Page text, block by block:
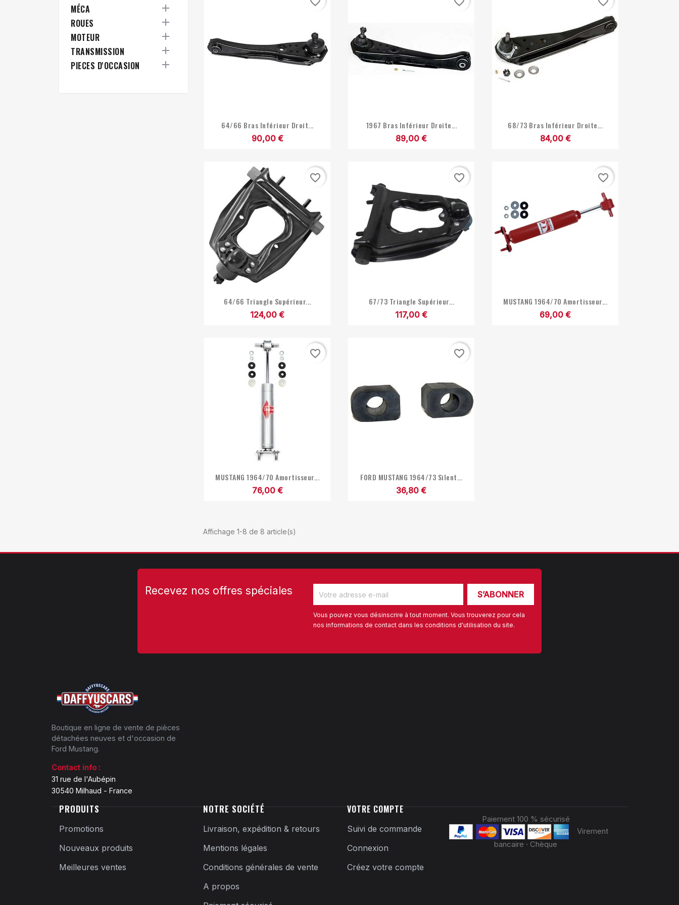
MÉCA

ROUES

MOTEUR

TRANSMISSION

PIECES D'OCCASION

Aperçu rapide
64/66 Bras Inférieur Droit...
90,00 €
Aperçu rapide
1967 Bras Inférieur Droite...
89,00 €
Aperçu rapide
68/73 Bras Inférieur Droite...
84,00 €
 Aperçu rapide
64/66 Triangle Supérieur...
124,00 €
favorite_border
 Aperçu rapide
67/73 Triangle Supérieur...
117,00 €
favorite_border
 Aperçu rapide
MUSTANG 1964/70 Amortisseur...
69,00 €
favorite_border
 Aperçu rapide
MUSTANG 1964/70 Amortisseur...
76,00 €
favorite_border
Aperçu rapide
FORD MUSTANG 1964/73 Silent...
36,80 €
favorite_border
Affichage 1-8 de 8 article(s)
Recevez nos offres spéciales
Vous pouvez vous désinscrire à tout moment. Vous trouverez pour cela
nos informations de contact dans les conditions d'utilisation du site.
Boutique en ligne de vente de pièces
détachées neuves et d'occasion de
Ford Mustang.
Contact info :
31 rue de l'Aubépin
30540 Milhaud - France
PRODUITS
Promotions
Nouveaux produits
Meilleures ventes
NOTRE SOCIÉTÉ
Livraison, expédition & retours
Mentions légales
Conditions générales de vente
A propos
VOTRE COMPTE
Suivi de commande
Connexion
Créez votre compte
Paiement 100 % sécurisé
Virement
bancaire · Chèque